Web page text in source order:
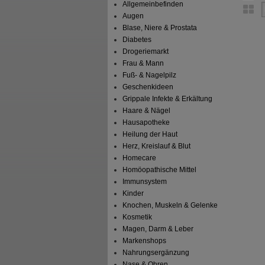
Allgemeinbefinden
Augen
Blase, Niere & Prostata
Diabetes
Drogeriemarkt
Frau & Mann
Fuß- & Nagelpilz
Geschenkideen
Grippale Infekte & Erkältung
Haare & Nägel
Hausapotheke
Heilung der Haut
Herz, Kreislauf & Blut
Homecare
Homöopathische Mittel
Immunsystem
Kinder
Knochen, Muskeln & Gelenke
Kosmetik
Magen, Darm & Leber
Markenshops
Nahrungsergänzung